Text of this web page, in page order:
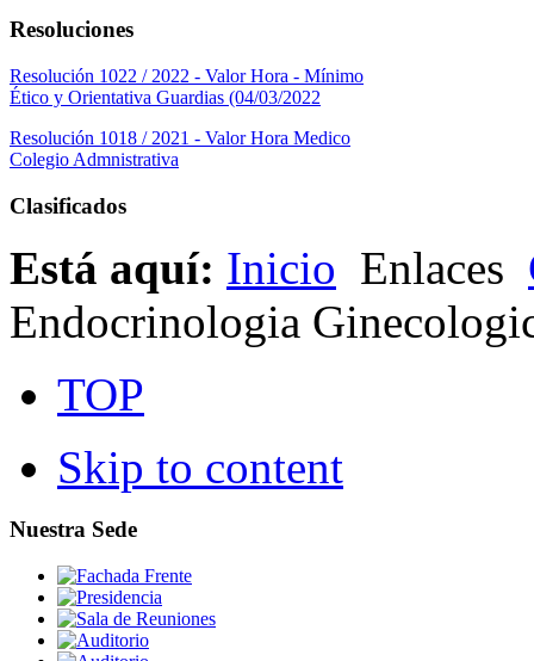
Resoluciones
Resolución 1022 / 2022 - Valor Hora - Mínimo
Ético y Orientativa Guardias (04/03/2022
Resolución 1018 / 2021 - Valor Hora Medico
Colegio Admnistrativa
Clasificados
Está aquí: Inicio Enlaces
Endocrinologia
TOP
Skip to content
Nuestra Sede